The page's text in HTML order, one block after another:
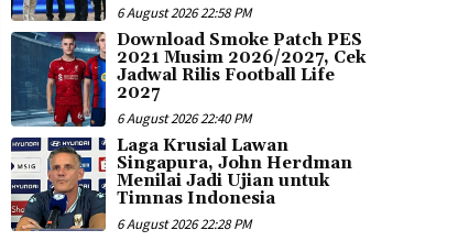
6 August 2026 22:58 PM
Download Smoke Patch PES
2021 Musim 2026/2027, Cek
Jadwal Rilis Football Life
2027
6 August 2026 22:40 PM
Laga Krusial Lawan
Singapura, John Herdman
Menilai Jadi Ujian untuk
Timnas Indonesia
6 August 2026 22:28 PM